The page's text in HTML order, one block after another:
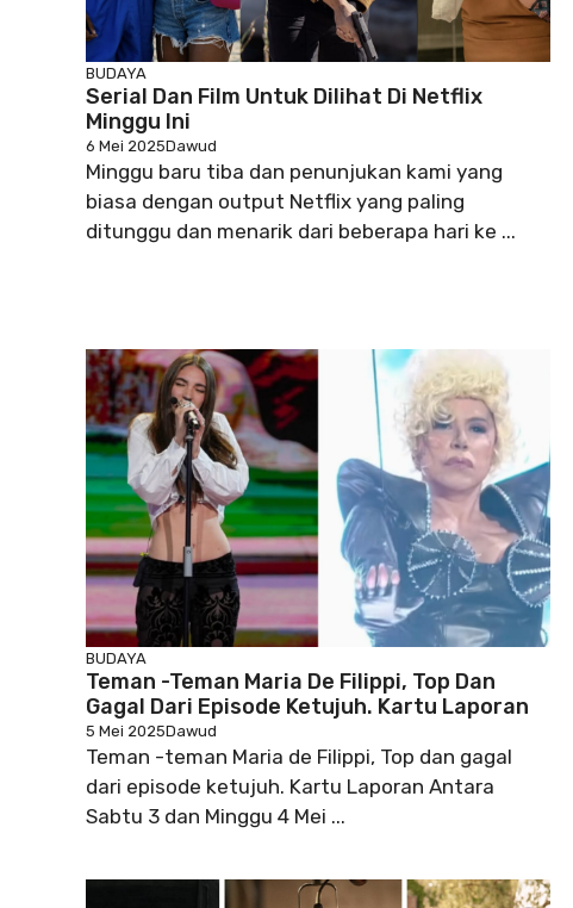
BUDAYA
Serial Dan Film Untuk Dilihat Di Netflix
Minggu Ini
6 Mei 2025Dawud
Minggu baru tiba dan penunjukan kami yang
biasa dengan output Netflix yang paling
ditunggu dan menarik dari beberapa hari ke ...
BUDAYA
Teman -teman Maria De Filippi, Top Dan
Gagal Dari Episode Ketujuh. Kartu Laporan
5 Mei 2025Dawud
Teman -teman Maria de Filippi, Top dan gagal
dari episode ketujuh. Kartu Laporan Antara
Sabtu 3 dan Minggu 4 Mei ...